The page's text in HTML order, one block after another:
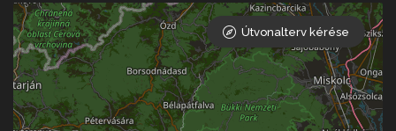
Útvonalterv kérése